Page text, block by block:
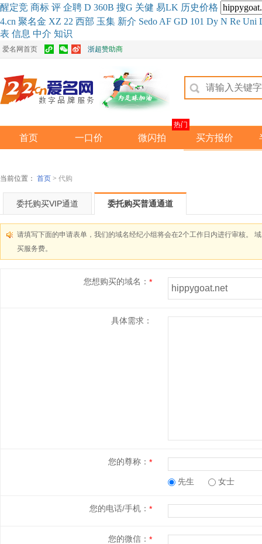
醒定竞 商标 评 企聘 D 360B 搜G 关健 易LK 历史价格
4.cn 聚名金 XZ 22 西部 玉集 新介 Sedo AF GD 101 Dy N Re Uni
表 信息 中介 知识